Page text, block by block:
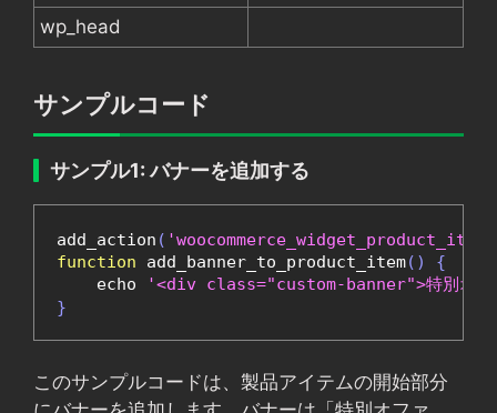
wp_head
サンプルコード
サンプル1: バナーを追加する
add_action (
function add_banner_to_product_item()
{
    echo
'<div class="custom-banner">特別オ
}
このサンプルコードは、製品アイテムの開始部分